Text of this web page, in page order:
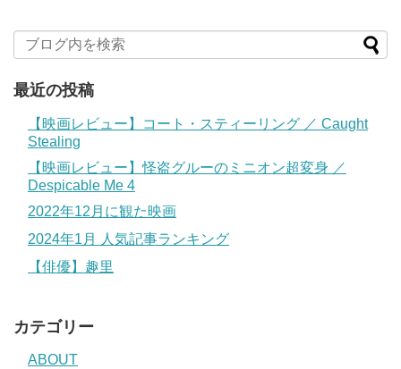
最近の投稿
【映画レビュー】コート・スティーリング ／ Caught
Stealing
【映画レビュー】怪盗グルーのミニオン超変身 ／
Despicable Me 4
2022年12月に観た映画
2024年1月 人気記事ランキング
【俳優】趣里
カテゴリー
ABOUT